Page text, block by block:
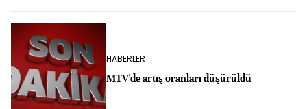
HABERLER
MTV'de artış oranları düşürüldü